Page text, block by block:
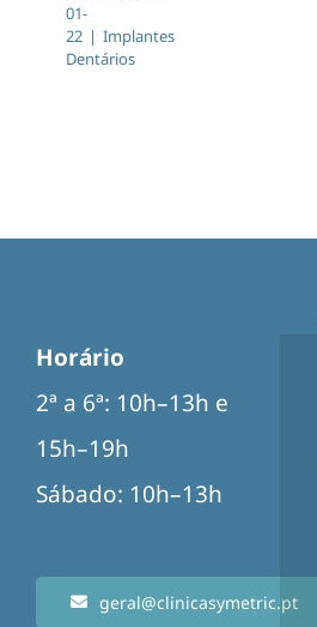
01-
22 | Implantes
Dentários
Horário
2ª a 6ª: 10h–13h e
15h–19h
Sábado: 10h–13h
geral@clinicasymetric.pt